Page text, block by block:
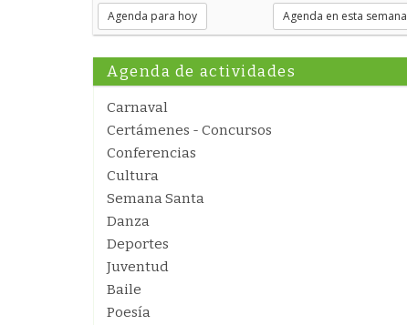
Agenda para hoy Agenda en esta semana
Agenda de actividades
Carnaval
Certámenes - Concursos
Conferencias
Cultura
Semana Santa
Danza
Deportes
Juventud
Baile
Poesía